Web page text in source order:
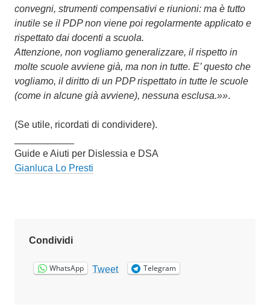
convegni, strumenti compensativi e riunioni: ma è tutto
inutile se il PDP non viene poi regolarmente applicato e
rispettato dai docenti a scuola.
Attenzione, non vogliamo generalizzare, il rispetto in
molte scuole avviene già, ma non in tutte. E’ questo che
vogliamo, il diritto di un PDP rispettato in tutte le scuole
(come in alcune già avviene), nessuna esclusa.»».
(Se utile, ricordati di condividere).
Guide e Aiuti per Dislessia e DSA
Gianluca Lo Presti
Condividi
WhatsApp Tweet Telegram